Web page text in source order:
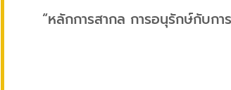
“หลักการสากล การอนุรักษ์กับ